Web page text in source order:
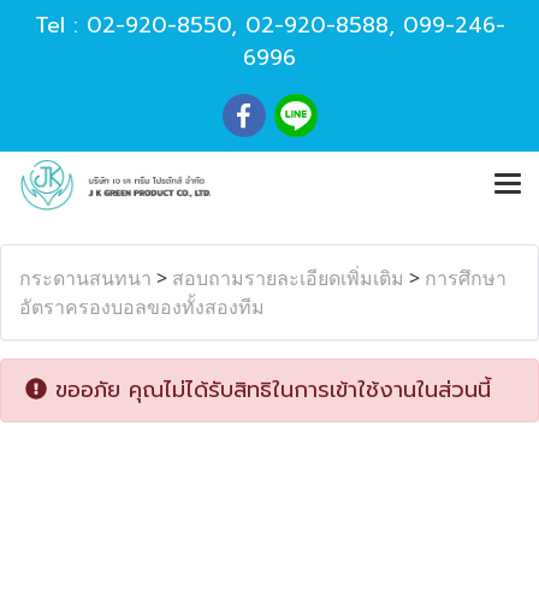
Tel : 02-920-8550, 02-920-8588, 099-246-
6996
กระดานสนทนา > สอบถามรายละเอียดเพิ่มเติม > การศึกษา
อัตราครองบอลของทั้งสองทีม
ขออภัย คุณไม่ได้รับสิทธิในการเข้าใช้งานในส่วนนี้